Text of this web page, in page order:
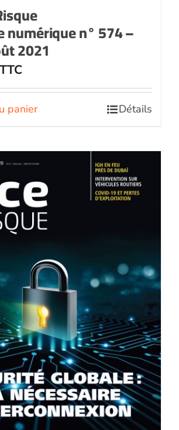
numérique n° 574 –
2021
TTC
panier Détails